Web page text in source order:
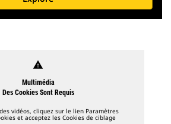
warning
Multimédia
Des Cookies Sont Requis
vidéos, cliquez sur le lien Paramètres
et acceptez les Cookies de ciblage